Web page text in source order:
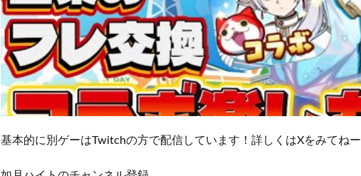
基本的に別ゲーはTwitchの方で配信しています！詳しくはXをみてねー